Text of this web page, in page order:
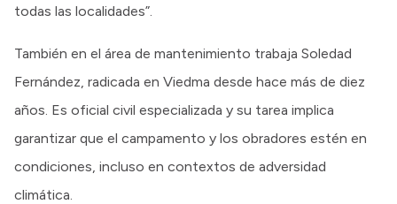
todas las localidades”.
También en el área de mantenimiento trabaja Soledad
Fernández, radicada en Viedma desde hace más de diez
años. Es oficial civil especializada y su tarea implica
garantizar que el campamento y los obradores estén en
condiciones, incluso en contextos de adversidad
climática.